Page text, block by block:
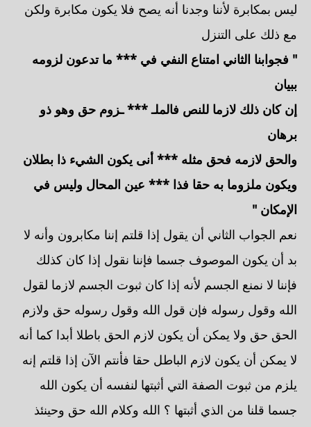
ليس بمكابرة لأننا وجدنا أنه يصح فلا يكون مكابرة ولكن
مع ذلك على التنزل
" فجوابنا الثاني امتناع النفي في *** ما تدعون لزومه
ببيان
إن كان ذلك لازما للنص فالملـ *** ـزوم حق وهو ذو
برهان
والحق لازمه فحق مثله *** أنى يكون الشيء ذا بطلان
ويكون ملزوما به حقا فذا *** عين المحال وليس في
الإمكان "
نعم الجواب الثاني أن يقول إذا قلتم إننا مكابرون وأنه لا
بد أن يكون الموصوف جسما فإننا نقول إذا كان كذلك
فإننا لا نمنع الجسم لأنه إذا كان ثبوت الجسم لازما لقول
الله وقول رسوله فإن قول الله وقول رسوله حق ولازم
الحق حق ولا يمكن أن يكون لازم الحق باطلا أبدا كما أنه
لا يمكن أن يكون لازم الباطل حقا فأنتم الآن إذا قلتم إنه
يلزم من ثبوت الصفة التي أثبتها لنفسه أن يكون الله
جسما قلنا من الذي أثبتها ؟ الله وكلام الله حق وحينئذ